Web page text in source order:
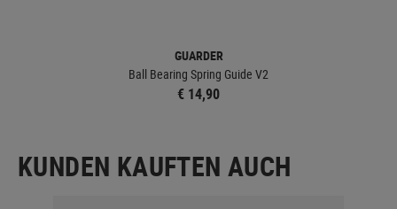
GUARDER
Ball Bearing Spring Guide V2
€ 14,90
KUNDEN KAUFTEN AUCH